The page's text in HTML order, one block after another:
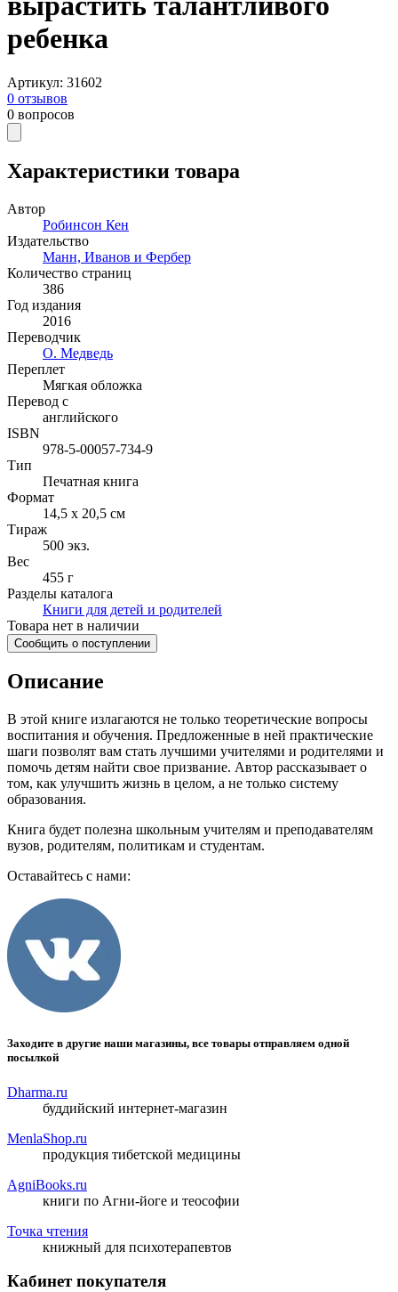
ребенка
Артикул: 31602
0 отзывов
0 вопросов
Характеристики товара
Автор
Робинсон Кен
Издательство
Манн, Иванов и Фербер
Количество страниц
386
Год издания
2016
Переводчик
О. Медведь
Переплет
Мягкая обложка
Перевод с
английского
ISBN
978-5-00057-734-9
Тип
Печатная книга
Формат
14,5 x 20,5 см
Тираж
500 экз.
Вес
455 г
Разделы каталога
Книги для детей и родителей
Товара нет в наличии
Сообщить о поступлении
Описание
В этой книге излагаются не только теоретические вопросы
воспитания и обучения. Предложенные в ней практические
шаги позволят вам стать лучшими учителями и родителями и
помочь детям найти свое призвание. Автор рассказывает о
том, как улучшить жизнь в целом, а не только систему
образования.
Книга будет полезна школьным учителям и преподавателям
вузов, родителям, политикам и студентам.
Оставайтесь с нами:
Заходите в другие наши магазины, все товары отправляем одной
посылкой
Dharma.ru
буддийский интернет-магазин
MenlaShop.ru
продукция тибетской медицины
AgniBooks.ru
книги по Агни-йоге и теософии
Точка чтения
книжный для психотерапевтов
Кабинет покупателя